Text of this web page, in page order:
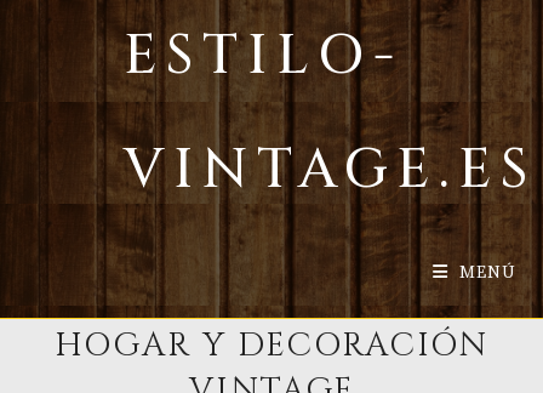
ESTILO-
VINTAGE.ES
MENÚ
HOGAR Y DECORACIÓN